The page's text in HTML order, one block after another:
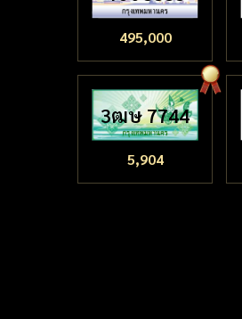
495,000
3ฒษ 7744
5,904